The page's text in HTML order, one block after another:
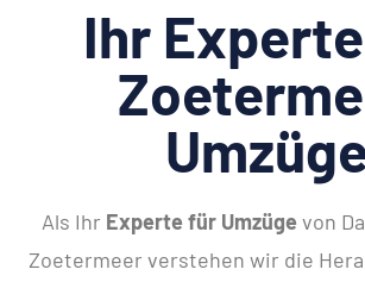
Ihr
Als Ihr Experte für Umzüge von
Zoetermeer verstehen wir die